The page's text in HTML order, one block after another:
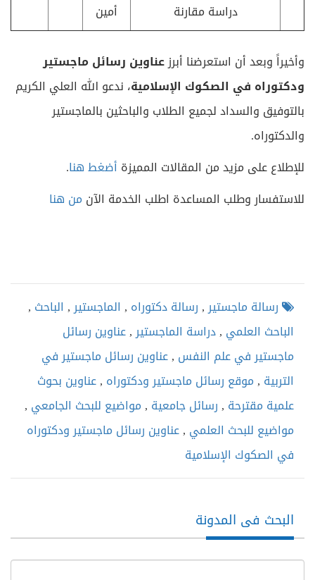
دراسة مقارنة
أمين
وأخيراً وبعد أن استعرضنا أبرزعناوين رسائل ماجستير
ودكتوراه في الصكوك الإسلامية، ندعو الله العلي الكريم
بالتوفيق والسداد لجميع الطلاب والباحثين بالماجستير
والدكتوراه.
للإطلاع على مزيد من المقالات المميزة أضغط هنا.
للاستفسار وطلب المساعدة اطلب الخدمة الآن من هنا
رسالة ماجستير,رسالة دكتوراه , الماجستير, الباحث ,
الباحث العلمي ,دراسة الماجستير,عناوين رسائل
ماجستير في علم النفس ,عناوين رسائل ماجستير في
التربية ,موقع رسائل ماجستير ودكتوراه ,عناوين بحوث
علمية مقترحة ,رسائل جامعية ,مواضيع للبحث الجامعي ,
مواضيع للبحث العلمي ,عناوين رسائل ماجستير ودكتوراه
في الصكوك الإسلامية
البحث فى المدونة